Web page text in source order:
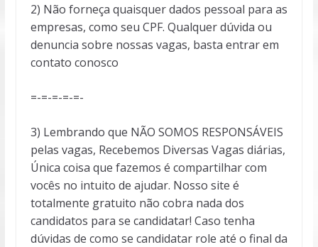
2) Não forneça quaisquer dados pessoal para as
empresas, como seu CPF. Qualquer dúvida ou
denuncia sobre nossas vagas, basta entrar em
contato conosco
=-=-=-=-=-
3) Lembrando que NÃO SOMOS RESPONSÁVEIS
pelas vagas, Recebemos Diversas Vagas diárias,
Única coisa que fazemos é compartilhar com
vocês no intuito de ajudar. Nosso site é
totalmente gratuito não cobra nada dos
candidatos para se candidatar! Caso tenha
dúvidas de como se candidatar role até o final da